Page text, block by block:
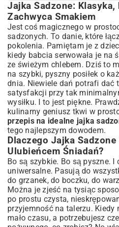
Jajka Sadzone: Klasyka, która
Smakiem
Dlaczego Jajka Sadzone są
Śniadań?
Sekret Idealnych Jajek
Warto Wiedzieć?
Wybór Jajek: Świeżość to
Tłuszcz Ma Znaczenie: Masło,
Oliwa?
Temperatura i Czas Smażenia:
Sukcesu
Przepis Krok po Kroku: Jak
Perfekcyjne Jajka Sadzone
Częste Błędy i Jak Ich Unikać
Wariacje i Pomysły na Podanie
Sadzonych
Jajka Sadzone w Diecie:
Odżywcze i Kalorie
Podsumowanie: Twoja Droga do
Mistrzostwa w Jajkach
Jajka Sadzone: Klasyka,
Zachwyca Smakiem
Jest coś magicznego w
sadzonych. To danie, które
pokolenia. Pamiętam je z
kiedy babcia serwowała je na
ze świeżym chlebem. Dziś to
na szybki, pyszny posiłek o
dnia. Niewiele dań potrafi dać
satysfakcji przy tak
wysiłku. I to jest piękne.
kulinarny geniusz tkwi w
przepis na idealne jajka
tego najlepszym dowodem.
Dlaczego Jajka Sadzone
Ulubieńcem Śniadań?
Bo są szybkie. Bo są pyszne. I
uniwersalne. Pasują do
do grzanek, do boczku, do
Można je zjeść na tysiąc
po prostu czysta,
przyjemność na talerzu. Kiedy
mało czasu, a potrzebujesz